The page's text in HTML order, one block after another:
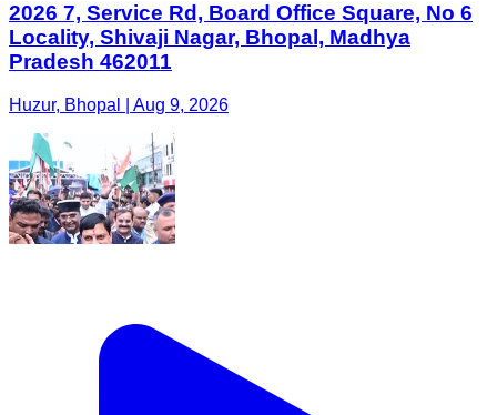
2026 7, Service Rd, Board Office Square, No 6
Locality, Shivaji Nagar, Bhopal, Madhya
Pradesh 462011
Huzur, Bhopal | Aug 9, 2026